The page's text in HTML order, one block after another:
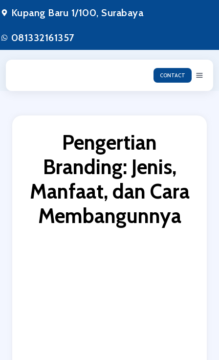
ke
konten
Kupang Baru 1/100, Surabaya
081332161357
CONTACT
Pengertian
Branding: Jenis,
Manfaat, dan Cara
Membangunnya